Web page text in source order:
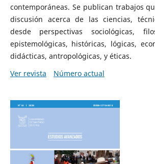
contemporáneas. Se publican trabajos
discusión acerca de las ciencias,
desde perspectivas sociológicas,
epistemológicas, históricas, lógicas,
didácticas, antropológicas, y éticas.
Ver revista
Número actual